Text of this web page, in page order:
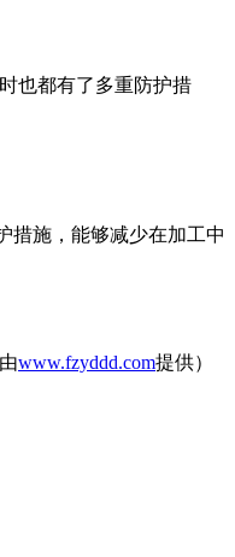
也都有了多重防护措
措施，能够减少在加工中
www.fzyddd.com提供）